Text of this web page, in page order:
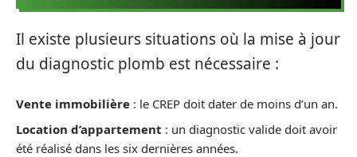
Il existe plusieurs situations où la mise à jour
du diagnostic plomb est nécessaire :
Vente immobilière : le CREP doit dater de moins d’un an.
Location d’appartement : un diagnostic valide doit avoir
été réalisé dans les six dernières années.